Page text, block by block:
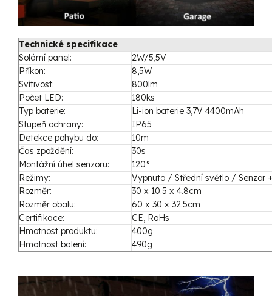
Technické specifikace
Solární panel:
2W/5,5V
Příkon:
8,5W
Svítivost:
800lm
Počet LED:
180ks
Typ baterie:
Li-ion baterie 3,7V 4400mAh
Stupeň ochrany:
IP65
Detekce pohybu do:
10m
Čas zpoždění:
30s
Montážní úhel senzoru:
120°
Režimy:
Vypnuto / Střední světlo / Senzor
Rozměr:
30 x 10.5 x 4.8cm
Rozměr obalu:
60 x 30 x 32.5cm
Certifikace:
CE, RoHs
Hmotnost produktu:
400g
Hmotnost balení:
490g